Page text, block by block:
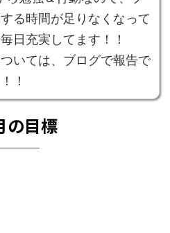
る時間が足りなくなって
日充実してます！！
いては、ブログで報告で
！
の目標